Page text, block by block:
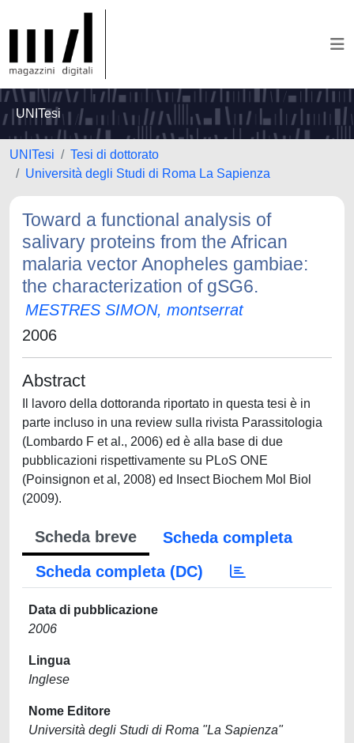
UNITesi
UNITesi
Tesi di dottorato
Università degli Studi di Roma La Sapienza
Toward a functional analysis of
salivary proteins from the African
malaria vector Anopheles gambiae:
the characterization of gSG6.
MESTRES SIMON, montserrat
2006
Abstract
Il lavoro della dottoranda riportato in questa tesi è in
parte incluso in una review sulla rivista Parassitologia
(Lombardo F et al., 2006) ed è alla base di due
pubblicazioni rispettivamente su PLoS ONE
(Poinsignon et al, 2008) ed Insect Biochem Mol Biol
(2009).
Scheda breve
Scheda completa
Scheda completa (DC)
Data di pubblicazione
2006
Lingua
Inglese
Nome Editore
Università degli Studi di Roma "La Sapienza"